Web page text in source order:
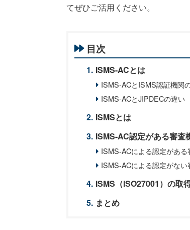
てぜひご活用ください。
目次
ISMS-ACとは
ISMS-ACとISMS認証機関
ISMS-ACとJIPDECの違い
ISMSとは
ISMS-AC認定がある審査
ISMS-ACによる認定がある
ISMS-ACによる認定がない
ISMS（ISO27001）の取
まとめ